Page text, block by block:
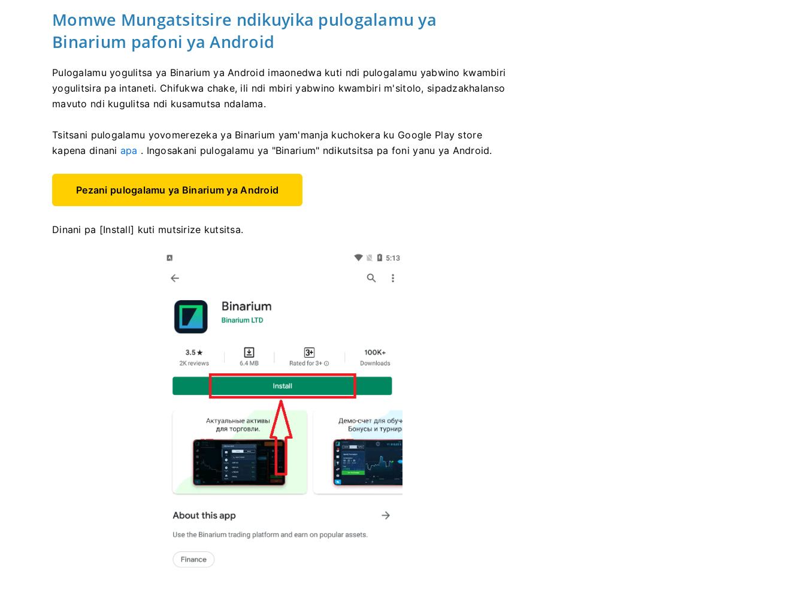
Momwe Mungatsitsire ndikuyika pulogalamu ya
Binarium pafoni ya Android
Pulogalamu yogulitsa ya Binarium ya Android imaonedwa kuti ndi pulogalamu yabwino kwambiri
yogulitsira pa intaneti. Chifukwa chake, ili ndi mbiri yabwino kwambiri m'sitolo, sipadzakhalanso
mavuto ndi kugulitsa ndi kusamutsa ndalama.
Tsitsani pulogalamu yovomerezeka ya Binarium yam'manja kuchokera ku Google Play store
kapena dinani apa . Ingosakani pulogalamu ya "Binarium" ndikutsitsa pa foni yanu ya Android.
Pezani pulogalamu ya Binarium ya Android
Dinani pa [Install] kuti mutsirize kutsitsa.